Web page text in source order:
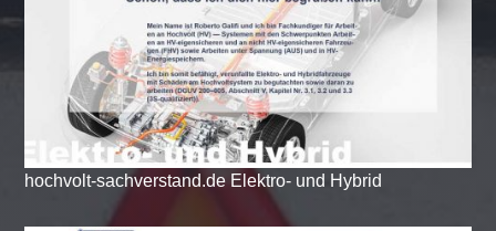
hochvolt-sachverstand.de Elektro- und Hybrid